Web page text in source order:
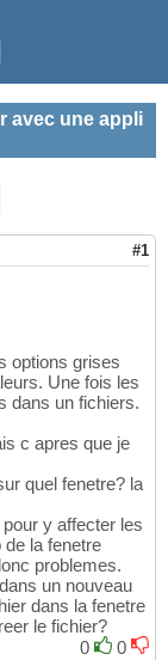
avec une appli
#1
options grises
Une fois les
dans un fichiers.
c apres que je
quel fenetre? la
y affecter les
la fenetre
problemes.
un nouveau
dans la fenetre
le fichier?
0
0